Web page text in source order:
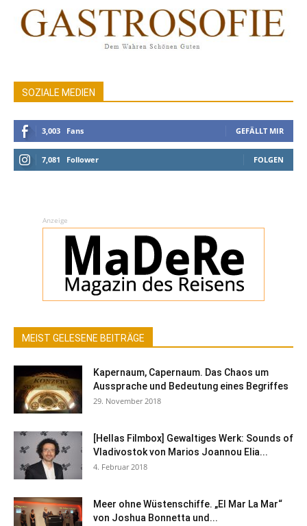
SOZIALE MEDIEN
3,003 Fans GEFÄLLT MIR
7,081 Follower FOLGEN
Anzeige
MEIST GELESENE BEITRÄGE
Kapernaum, Capernaum. Das Chaos um
Aussprache und Bedeutung eines Begriffes
29. November 2018
[Hellas Filmbox] Gewaltiges Werk: Sounds of
Vladivostok von Marios Joannou Elia...
4. Februar 2018
Meer ohne Wüstenschiffe. „El Mar La Mar“
von Joshua Bonnetta und...